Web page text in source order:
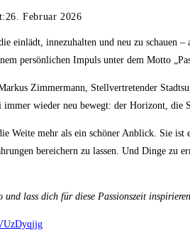
26. Februar 2026
einlädt, innezuhalten und neu zu schauen
persönlichen Impuls unter dem Motto
Zimmermann, Stellvertretender
immer wieder neu bewegt: der Horizont,
Weite mehr als ein schöner Anblick. Sie
bereichern zu lassen. Und Dinge zu
und lass dich für diese Passionszeit